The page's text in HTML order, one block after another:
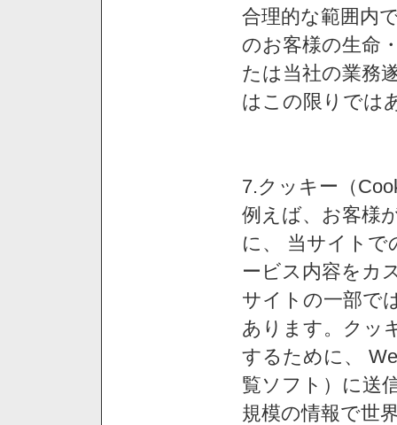
合理的な範囲内
のお客様の生命
たは当社の業務
はこの限りでは
7.クッキー（
例えば、お客様
に、 当サイトで
ービス内容をカ
サイトの一部で
あります。クッ
するために、
覧ソフト）に送
規模の情報で世